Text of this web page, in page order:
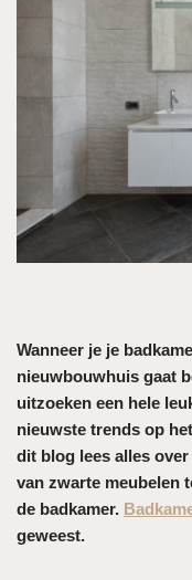
Wanneer je je
nieuwbouwhuis gaat
uitzoeken een hele
nieuwste trends op
dit blog lees alles
van zwarte meubelen
de badkamer.
geweest.